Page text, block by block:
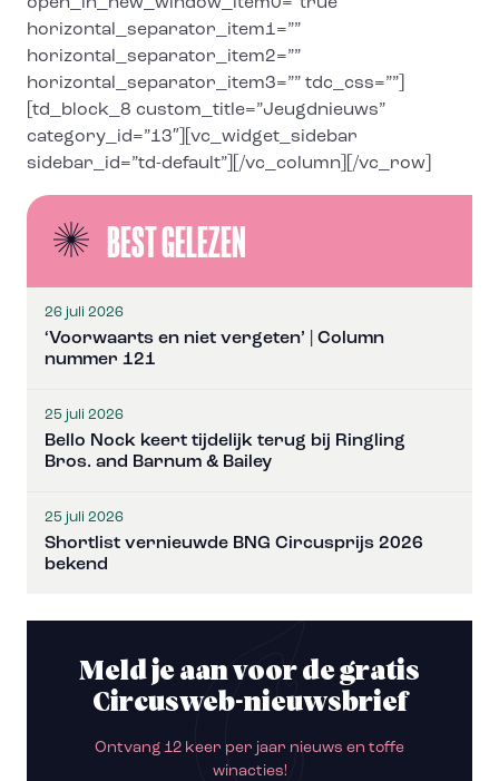
horizontal_separator_item1=””
horizontal_separator_item2=””
horizontal_separator_item3=”” tdc_css=””]
[td_block_8 custom_title=”Jeugdnieuws”
category_id=”13″][vc_widget_sidebar
sidebar_id=”td-default”][/vc_column][/vc_row]
BEST GELEZEN
26 juli 2026
‘Voorwaarts en niet vergeten’ | Column
nummer 121
25 juli 2026
Bello Nock keert tijdelijk terug bij Ringling
Bros. and Barnum & Bailey
25 juli 2026
Shortlist vernieuwde BNG Circusprijs 2026
bekend
Meld je aan voor de gratis
Circusweb-nieuwsbrief
Ontvang 12 keer per jaar nieuws en toffe
winacties!